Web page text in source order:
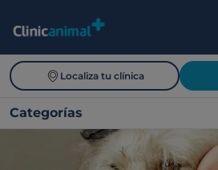
Localiza tu clínica
Categorías